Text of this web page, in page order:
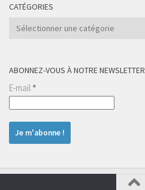
CATÉGORIES
Catégories
ABONNEZ-VOUS À NOTRE NEWSLETTER
E-mail *